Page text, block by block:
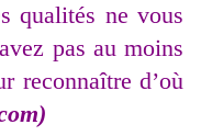
qualités ne vous
pas au moins
reconnaître d’où